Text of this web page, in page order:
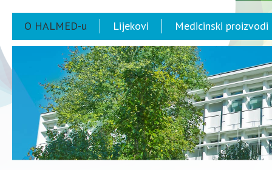
O HALMED-u Lijekovi Medicinski proizvodi